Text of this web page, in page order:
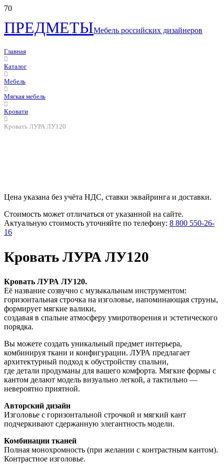
ПРЕДМЕТЫМебель российских дизайнеров
Главная
Каталог
Мебель
Мягкая мебель
Кровати
Кровать ЛУРА ЛУ120
Цена указана без учёта НДС, ставки эквайринга и доставки.
Стоимость может отличаться от указанной на сайте.
Актуальную стоимость уточняйте по телефону: 8 800 550-26-
16
Кровать ЛУРА ЛУ120
Кровать ЛУРА ЛУ120.
Её название созвучно с музыкальным инструментом:
горизонтальная строчка на изголовье, напоминающая струны,
формирует мягкие валики,
создавая в спальне атмосферу умиротворения и эстетического
порядка.
Вы можете создать уникальный предмет интерьера,
комбинируя ткани и конфигурации. ЛУРА предлагает
архитектурный подход к обустройству спальни,
где детали продуманы для вашего комфорта. Мягкие формы с
кантом делают модель визуально легкой, а тактильно —
невероятно приятной.
Авторский дизайн
Изголовье с горизонтальной строчкой и мягкий кант
подчеркивают сдержанную элегантность модели.
Комбинации тканей
Полная монохромность (при желании с контрастным кантом).
Контрастное изголовье.